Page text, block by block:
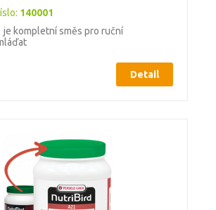
140001
je kompletní směs pro ruční
Detail